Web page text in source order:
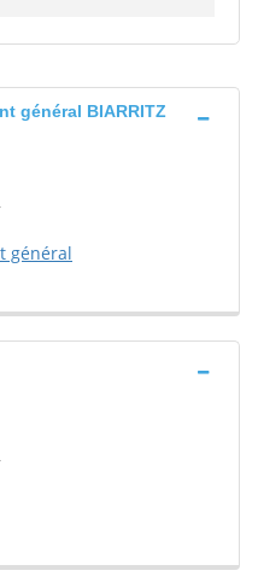
général BIARRITZ
général